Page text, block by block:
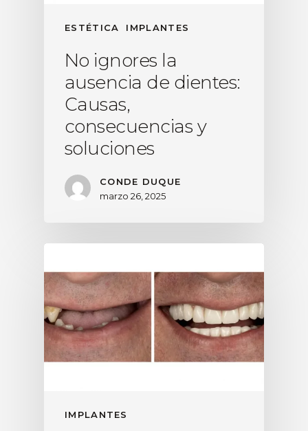
ESTÉTICA IMPLANTES
No ignores la
ausencia de dientes:
Causas,
consecuencias y
soluciones
CONDE DUQUE
marzo 26, 2025
IMPLANTES